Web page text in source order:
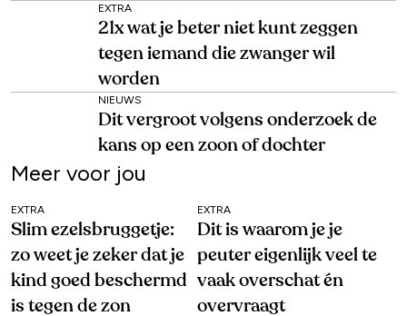
EXTRA
21x wat je beter niet kunt zeggen
tegen iemand die zwanger wil
worden
NIEUWS
Dit vergroot volgens onderzoek de
kans op een zoon of dochter
Meer voor jou
EXTRA
Slim ezelsbruggetje:
zo weet je zeker dat je
kind goed beschermd
is tegen de zon
EXTRA
Dit is waarom je je
peuter eigenlijk veel te
vaak overschat én
overvraagt